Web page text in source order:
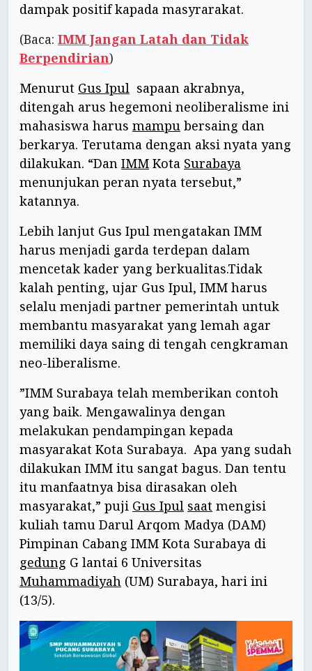
dampak positif kapada masyrarakat.
(Baca: IMM Jangan Latah dan Tidak
Berpendirian)
Menurut Gus Ipul sapaan akrabnya,
ditengah arus hegemoni neoliberalisme ini
mahasiswa harus mampu bersaing dan
berkarya. Terutama dengan aksi nyata yang
dilakukan. “Dan IMM Kota Surabaya
menunjukan peran nyata tersebut,”
katannya.
Lebih lanjut Gus Ipul mengatakan IMM
harus menjadi garda terdepan dalam
mencetak kader yang berkualitas.Tidak
kalah penting, ujar Gus Ipul, IMM harus
selalu menjadi partner pemerintah untuk
membantu masyarakat yang lemah agar
memiliki daya saing di tengah cengkraman
neo-liberalisme.
”IMM Surabaya telah memberikan contoh
yang baik. Mengawalinya dengan
melakukan pendampingan kepada
masyarakat Kota Surabaya. Apa yang sudah
dilakukan IMM itu sangat bagus. Dan tentu
itu manfaatnya bisa dirasakan oleh
masyarakat,” puji Gus Ipul saat mengisi
kuliah tamu Darul Arqom Madya (DAM)
Pimpinan Cabang IMM Kota Surabaya di
gedung G lantai 6 Universitas
Muhammadiyah (UM) Surabaya, hari ini
(13/5).